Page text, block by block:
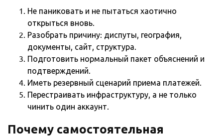
Не паниковать и не пытаться хаотично
открыться вновь.
Разобрать причину: диспуты, география,
документы, сайт, структура.
Подготовить нормальный пакет объяснений и
подтверждений.
Иметь резервный сценарий приема платежей.
Перестраивать инфраструктуру, а не только
чинить один аккаунт.
Почему самостоятельная